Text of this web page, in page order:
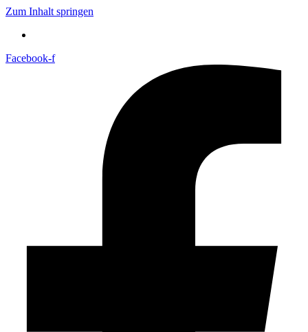
Zum Inhalt springen
Facebook-f